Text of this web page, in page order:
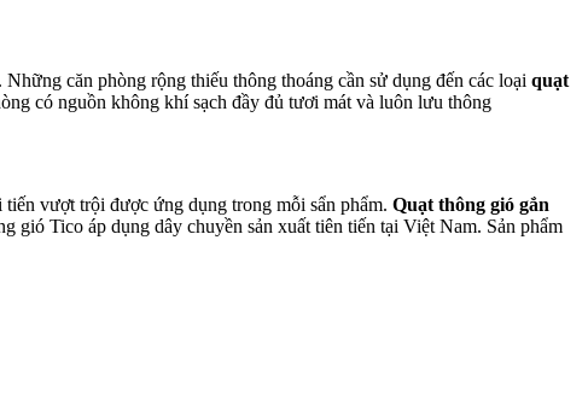
căn phòng rộng thiếu thông thoáng cần sử dụng đến các loại quạt
có nguồn không khí sạch đầy đủ tươi mát và luôn lưu thông
vượt trội được ứng dụng trong mỗi sẩn phẩm. Quạt thông gió gắn
gió Tico áp dụng dây chuyền sản xuất tiên tiến tại Việt Nam. Sản phẩm